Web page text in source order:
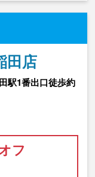
田店
駅1番出口徒歩約
フ